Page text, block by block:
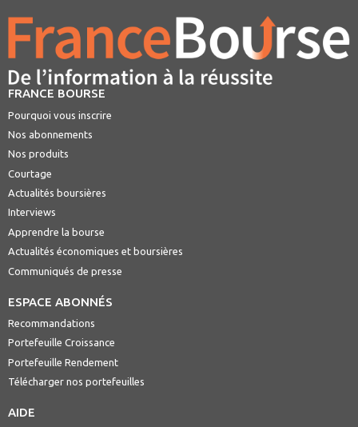
FRANCE BOURSE
Pourquoi vous inscrire
Nos abonnements
Nos produits
Courtage
Actualités boursières
Interviews
Apprendre la bourse
Actualités économiques et boursières
Communiqués de presse
ESPACE ABONNÉS
Recommandations
Portefeuille Croissance
Portefeuille Rendement
Télécharger nos portefeuilles
AIDE